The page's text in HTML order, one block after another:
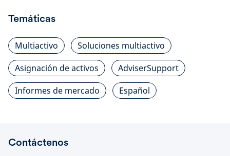
Temáticas
Multiactivo
Soluciones multiactivo
Asignación de activos
AdviserSupport
Informes de mercado
Español
Contáctenos